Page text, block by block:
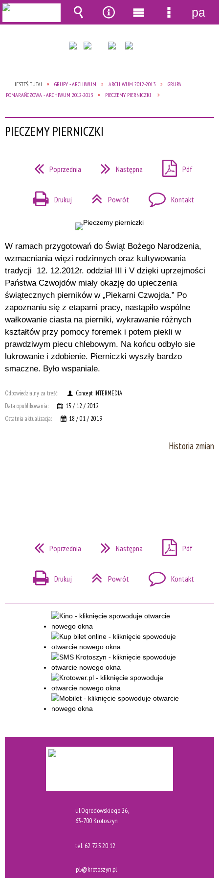
JESTEŚ TUTAJ GRUPY - ARCHIWUM ARCHIWUM 2012-2013
GRUPA
POMARAŃCZOWA - ARCHIWUM 2012-2013
PIECZEMY PIERNICZKI
PIECZEMY PIERNICZKI
Poprzednia Następna Pdf
Drukuj Powrót Kontakt
W ramach przygotowań do Świąt Bożego Narodzenia,
wzmacniania więzi rodzinnych oraz kultywowania
tradycji 12. 12.2012r. oddział III i V dzięki uprzejmości
Państwa Czwojdów miały okazję do upieczenia
świątecznych pierników w „Piekarni Czwojda.” Po
zapoznaniu się z etapami pracy, nastąpiło wspólne
wałkowanie ciasta na pierniki, wykrawanie różnych
kształtów przy pomocy foremek i potem piekli w
prawdziwym piecu chlebowym. Na końcu odbyło sie
lukrowanie i zdobienie. Pierniczki wyszły bardzo
smaczne. Było wspaniale.
Odpowiedzialny za treść:
Concept INTERMEDIA
Data opublikowania:
15 / 12 / 2012
Ostatnia aktualizacja:
18 / 01 / 2019
Historia zmian
Poprzednia Następna Pdf
Drukuj Powrót Kontakt
ul.Ogrodowskiego 26,
63-700 Krotoszyn
tel. 62 725 20 12
p5@krotoszyn.pl
Wyszukiwarka
Narzędzia
Menu
główne
Menu